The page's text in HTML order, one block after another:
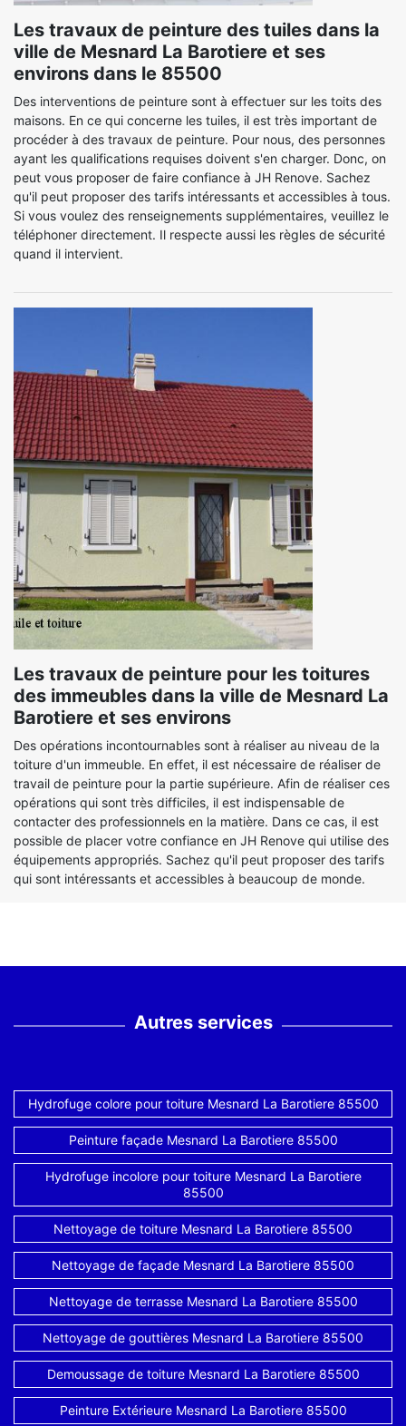
Les travaux de peinture des tuiles dans la
ville de Mesnard La Barotiere et ses
environs dans le 85500
Des interventions de peinture sont à effectuer sur les toits des
maisons. En ce qui concerne les tuiles, il est très important de
procéder à des travaux de peinture. Pour nous, des personnes
ayant les qualifications requises doivent s'en charger. Donc, on
peut vous proposer de faire confiance à JH Renove. Sachez
qu'il peut proposer des tarifs intéressants et accessibles à tous.
Si vous voulez des renseignements supplémentaires, veuillez le
téléphoner directement. Il respecte aussi les règles de sécurité
quand il intervient.
Les travaux de peinture pour les toitures
des immeubles dans la ville de Mesnard La
Barotiere et ses environs
Des opérations incontournables sont à réaliser au niveau de la
toiture d'un immeuble. En effet, il est nécessaire de réaliser de
travail de peinture pour la partie supérieure. Afin de réaliser ces
opérations qui sont très difficiles, il est indispensable de
contacter des professionnels en la matière. Dans ce cas, il est
possible de placer votre confiance en JH Renove qui utilise des
équipements appropriés. Sachez qu'il peut proposer des tarifs
qui sont intéressants et accessibles à beaucoup de monde.
Autres services
Hydrofuge colore pour toiture Mesnard La Barotiere 85500
Peinture façade Mesnard La Barotiere 85500
Hydrofuge incolore pour toiture Mesnard La Barotiere
85500
Nettoyage de toiture Mesnard La Barotiere 85500
Nettoyage de façade Mesnard La Barotiere 85500
Nettoyage de terrasse Mesnard La Barotiere 85500
Nettoyage de gouttières Mesnard La Barotiere 85500
Demoussage de toiture Mesnard La Barotiere 85500
Peinture Extérieure Mesnard La Barotiere 85500